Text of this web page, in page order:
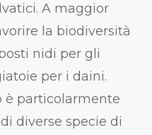
A maggior
la biodiversità
nidi per gli
per i daini.
è particolarmente
diverse specie di